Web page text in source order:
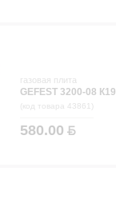
газовая плита
GEFEST 3200-08 К19
(код товара 43861)
580.00